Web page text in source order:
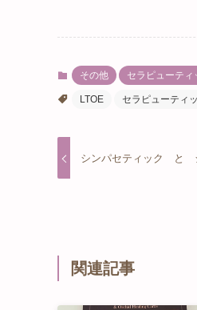
その他 セラピューテ
LTOE セラピューティ
シンパセティック と
関連記事